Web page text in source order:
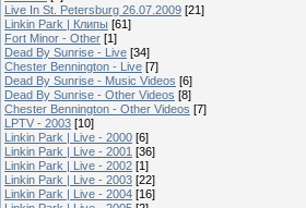
Live In St. Petersburg 26.07.2009 [21]
Linkin Park | Клипы [61]
Fort Minor - Other [1]
Dead By Sunrise - Live [34]
Chester Bennington - Live [7]
Dead By Sunrise - Music Videos [6]
Dead By Sunrise - Other Videos [8]
Chester Bennington - Other Videos [7]
LPTV - 2003 [10]
Linkin Park | Live - 2000 [6]
Linkin Park | Live - 2001 [36]
Linkin Park | Live - 2002 [1]
Linkin Park | Live - 2003 [22]
Linkin Park | Live - 2004 [16]